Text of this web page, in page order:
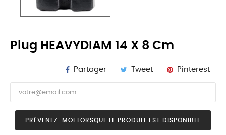
Plug HEAVYDIAM 14 X 8 Cm
Partager Tweet Pinterest
PRÉVENEZ-MOI LORSQUE LE PRODUIT EST DISPONIBLE